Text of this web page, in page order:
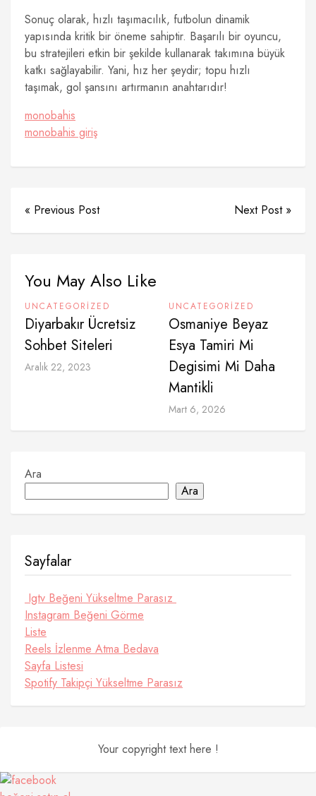
Sonuç olarak, hızlı taşımacılık, futbolun dinamik
yapısında kritik bir öneme sahiptir. Başarılı bir oyuncu,
bu stratejileri etkin bir şekilde kullanarak takımına büyük
katkı sağlayabilir. Yani, hız her şeydir; topu hızlı
taşımak, gol şansını artırmanın anahtarıdır!
monobahis
monobahis giriş
« Previous Post Next Post »
You May Also Like
UNCATEGORIZED
Diyarbakır Ücretsiz
Sohbet Siteleri
Aralık 22, 2023
UNCATEGORIZED
Osmaniye Beyaz
Esya Tamiri Mi
Degisimi Mi Daha
Mantikli
Mart 6, 2026
Ara
Ara
Sayfalar
Igtv Beğeni Yükseltme Parasız
Instagram Beğeni Görme
Liste
Reels İzlenme Atma Bedava
Sayfa Listesi
Spotify Takipçi Yükseltme Parasız
Your copyright text here !